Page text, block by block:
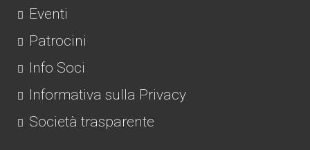
Eventi
Patrocini
Info Soci
Informativa sulla Privacy
Società trasparente